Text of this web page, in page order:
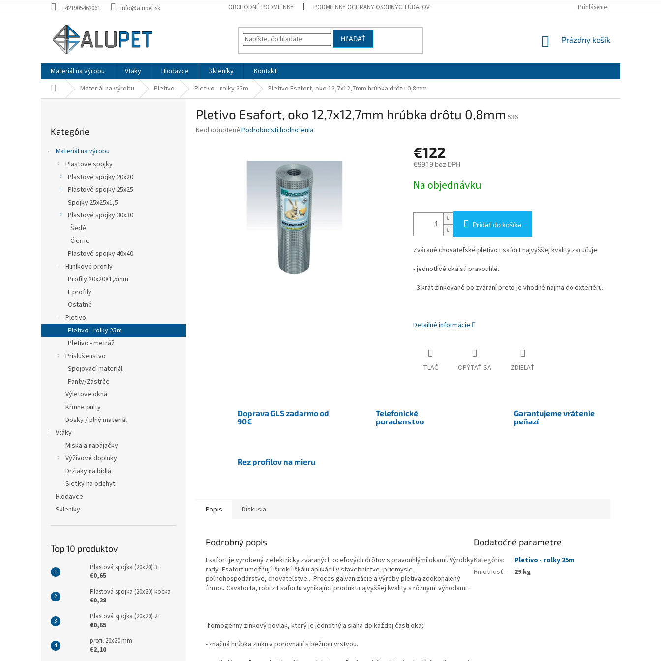
na
+421905462061 info@alupet.sk OBCHODNÉ PODMIENKY PODMIENKY OCHRANY OSOBNÝCH ÚDAJOV Prihlásenie
HĽADAŤ
NÁKUPNÝ
Prázdny košík
Materiál na výrobu Vtáky Hlodavce Skleníky
Kontakt
DomovMateriál na výrobu Pletivo Pletivo - rolky 25m Pletivo Esafort, oko 12,7x12,7mm hrúbka drôtu 0,8mm
kategórie
Kategórie
Materiál na výrobu
Plastové spojky
Plastové spojky 20x20
Plastové spojky 25x25
Spojky 25x25x1,5
Plastové spojky 30x30
Šedé
Čierne
Plastové spojky 40x40
Hliníkové profily
Profily 20x20X1,5mm
L profily
Ostatné
Pletivo
Pletivo - rolky 25m
Pletivo - metráž
Príslušenstvo
Spojovací materiál
Pánty/Zástrče
Výletové okná
Kŕmne pulty
Dosky / plný materiál
Vtáky
Miska a napájačky
Výživové doplnky
Držiaky na bidlá
Sieťky na odchyt
Hlodavce
Skleníky
Top 10 produktov
Plastová spojka (20x20) 3+
€0,65
Plastová spojka (20x20) kocka
€0,28
Plastová spojka (20x20) 2+
€0,65
profil 20x20 mm
€2,10
Pletivo Esafort, oko 12,7x12,7mm hrúbka drôtu 0,8mm 536
Priemerné
Neohodnotené Podrobnosti hodnotenia
€122
€99,19 bez DPH
cena:
Na objednávku
Pridať do košíka
Zvárané chovateľské pletivo Esafort najvyššej kvality zaručuje:
- jednotlivé oká sú pravouhlé.
- 3 krát zinkované po zváraní preto je vhodné najmä do exteriéru.
Detailné informácie
TLAČ OPÝTAŤ SA ZDIEĽAŤ
Doprava GLS zadarmo od
90€
Telefonické
poradenstvo
Garantujeme vrátenie
peňazí
Rez profilov na mieru
Popis Diskusia
Podrobný popis
Esafort je vyrobený z elektricky zváraných oceľových drôtov s pravouhlými okami. Výrobky
rady Esafort umožňujú širokú škálu aplikácií v stavebníctve, priemysle,
poľnohospodárstve, chovateľstve... Proces galvanizácie a výroby pletiva zdokonalený
firmou Cavatorta, robí z Esafortu vynikajúci produkt najvyššej kvality s rôznymi výhodami :
-homogénny zinkový povlak, ktorý je jednotný a siaha do každej časti oka;
- značná hrúbka zinku v porovnaní s bežnou vrstvou.
Dodatočné parametre
Kategória:
Pletivo - rolky 25m
Hmotnosť: 29 kg